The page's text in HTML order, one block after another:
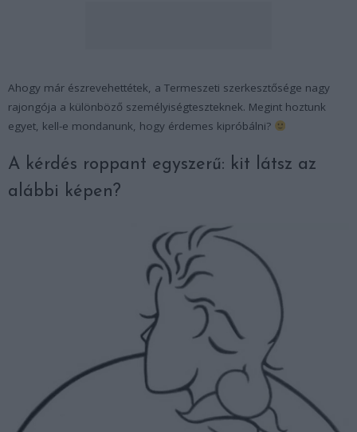
Ahogy már észrevehettétek, a Termeszeti szerkesztősége nagy
rajongója a különböző személyiségteszteknek. Megint hoztunk
egyet, kell-e mondanunk, hogy érdemes kipróbálni?
A kérdés roppant egyszerű: kit látsz az
alábbi képen?